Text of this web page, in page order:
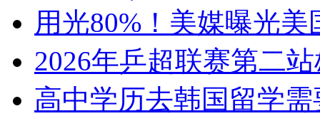
用光80%！美媒曝光美
2026年乒超联赛第二
高中学历去韩国留学